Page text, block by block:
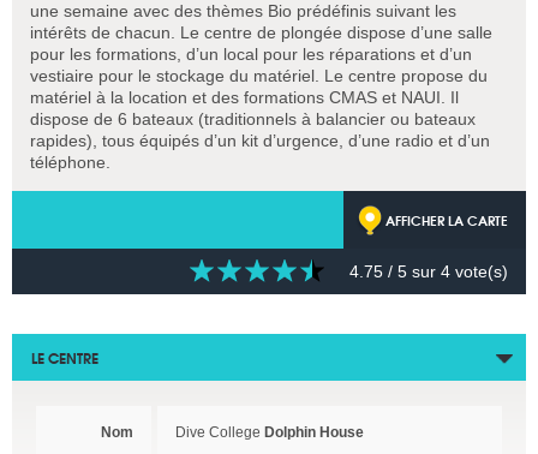
une semaine avec des thèmes Bio prédéfinis suivant les
intérêts de chacun. Le centre de plongée dispose d’une salle
pour les formations, d’un local pour les réparations et d’un
vestiaire pour le stockage du matériel. Le centre propose du
matériel à la location et des formations CMAS et NAUI. Il
dispose de 6 bateaux (traditionnels à balancier ou bateaux
rapides), tous équipés d’un kit d’urgence, d’une radio et d’un
téléphone.
AFFICHER LA CARTE
4.75 / 5 sur 4 vote(s)
LE CENTRE
Nom Dive College Dolphin House